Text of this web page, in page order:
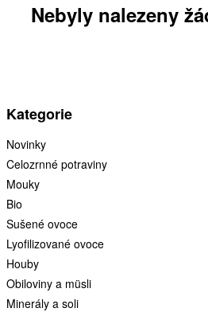
Kategorie
Novinky
Celozrnné potraviny
Mouky
Bio
Sušené ovoce
Lyofilizované ovoce
Houby
Obiloviny a müsli
Minerály a soli
Nebyly nalezeny